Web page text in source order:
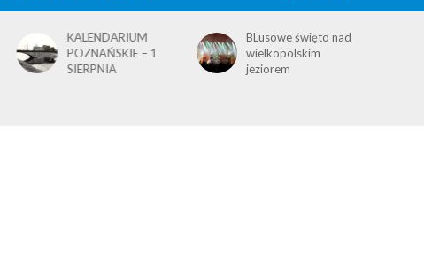
BLusowe święto nad
wielkopolskim
jeziorem
KALENDARIUM
POZNAŃSKIE – 3
SIERPNIA